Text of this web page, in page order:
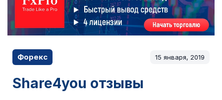
Форекс 15 января, 2019
Share4you отзывы